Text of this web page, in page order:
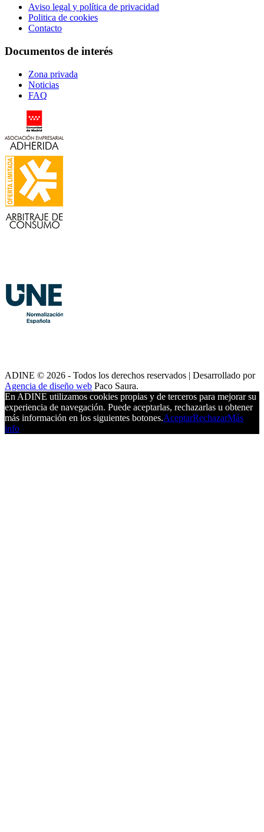
Aviso legal y política de privacidad
Politica de cookies
Contacto
Documentos de interés
Zona privada
Noticias
FAQ
ADINE © 2026 - Todos los derechos reservados | Desarrollado por
Agencia de diseño web Paco Saura.
En ADINE utilizamos cookies propias y de terceros para mejorar su
experiencia de navegación. Puede aceptarlas, rechazarlas u obtener
más información en los siguientes botones.AceptarRechazarMás
info